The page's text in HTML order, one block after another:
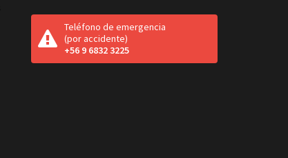
Teléfono de emergencia
(por accidente)
+56 9 6832 3225